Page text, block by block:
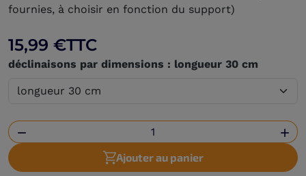
fournies, à choisir en fonction du support)
15,99 €TTC
déclinaisons par dimensions : longueur 30 cm
 
Ajouter au panier